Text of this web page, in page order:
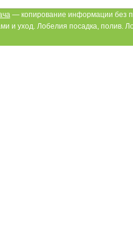
— копирование информации без
и уход. Лобелия посадка, полив.